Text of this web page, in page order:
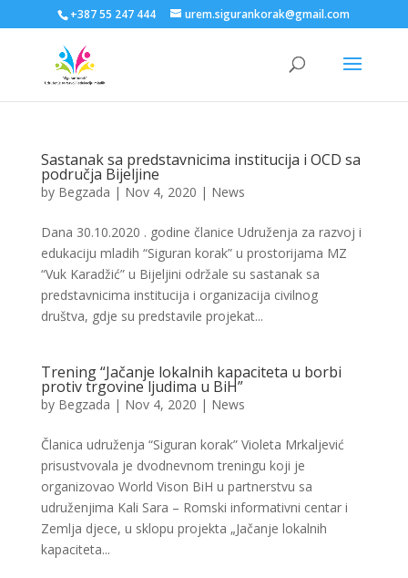
+387 55 247 444 urem.sigurankorak@gmail.com
Sastanak sa predstavnicima institucija i OCD sa
područja Bijeljine
by Begzada | Nov 4, 2020 | News
Dana 30.10.2020 . godine članice Udruženja za razvoj i
edukaciju mladih “Siguran korak” u prostorijama MZ
“Vuk Karadžić” u Bijeljini održale su sastanak sa
predstavnicima institucija i organizacija civilnog
društva, gdje su predstavile projekat...
Trening “Jačanje lokalnih kapaciteta u borbi
protiv trgovine ljudima u BiH”
by Begzada | Nov 4, 2020 | News
Članica udruženja “Siguran korak” Violeta Mrkaljević
prisustvovala je dvodnevnom treningu koji je
organizovao World Vison BiH u partnerstvu sa
udruženjima Kali Sara – Romski informativni centar i
Zemlja djece, u sklopu projekta „Jačanje lokalnih
kapaciteta...